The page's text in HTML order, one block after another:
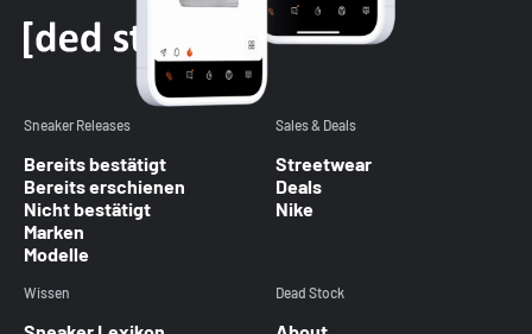
Sneaker Releases
Bereits bestätigt
Bereits erschienen
Nicht bestätigt
Marken
Modelle
Sales & Deals
Streetwear
Deals
Nike
Wissen Dead Stock